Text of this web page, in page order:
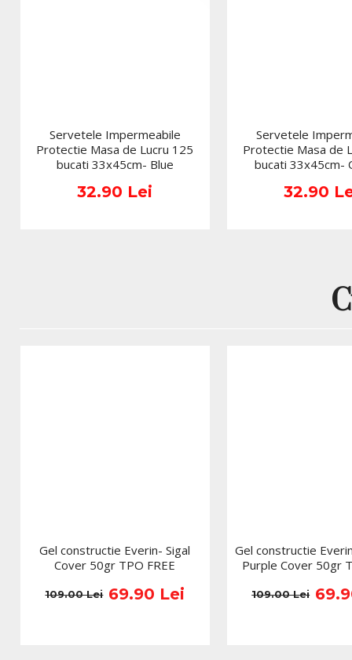
Servetele Impermeabile
Protectie Masa de Lucru 125
bucati 33x45cm- Blue
32.90 Lei
Servetele
Protectie Masa de
bucati 33x45cm-
32.90
Gel constructie Everin- Sigal
Cover 50gr TPO FREE
69.90 Lei
109.00 Lei
Gel constructie
Purple Cover 50gr
109.00 Lei